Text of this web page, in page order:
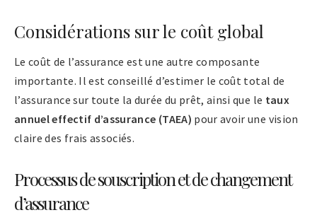
Considérations sur le coût global
Le coût de l’assurance est une autre composante
importante. Il est conseillé d’estimer le coût total de
l’assurance sur toute la durée du prêt, ainsi que le taux
annuel effectif d’assurance (TAEA) pour avoir une vision
claire des frais associés.
Processus de souscription et de changement
d’assurance